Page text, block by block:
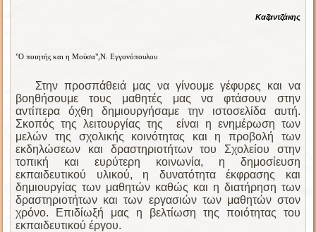
Καζαντζάκης
"Ο ποιητής και η Μούσα",Ν. Εγγονόπουλου
Στην προσπάθειά μας να γίνουμε γέφυρες και να
βοηθήσουμε τους μαθητές μας να φτάσουν στην
αντίπερα όχθη δημιουργήσαμε την ιστοσελίδα αυτή.
Σκοπός της λειτουργίας της είναι η ενημέρωση των
μελών της σχολικής κοινότητας και η προβολή των
εκδηλώσεων και δραστηριοτήτων του Σχολείου στην
τοπική και ευρύτερη κοινωνία, η δημοσίευση
εκπαιδευτικού υλικού, η δυνατότητα έκφρασης και
δημιουργίας των μαθητών καθώς και η διατήρηση των
δραστηριοτήτων και των εργασιών των μαθητών στον
χρόνο. Επιδίωξή μας η βελτίωση της ποιότητας του
εκπαιδευτικού έργου.